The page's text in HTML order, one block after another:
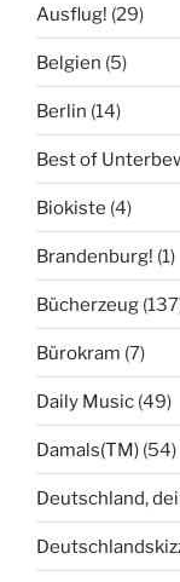
Ausflug! (29)
Belgien (5)
Berlin (14)
Best of
Biokiste (4)
Brandenburg! (1)
Bücherzeug
Bürokram (7)
Daily Music (49)
Damals(TM) (54)
Deutschland,